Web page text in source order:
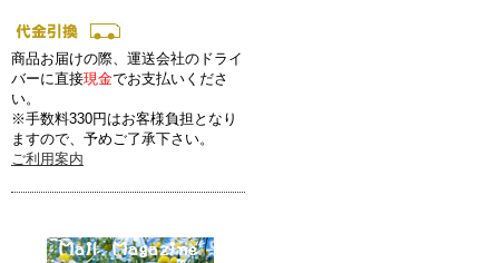
商品お届けの際、運送会社のドライ
バーに直接現金でお支払いくださ
い。
※手数料330円はお客様負担となり
ますので、予めご了承下さい。
ご利用案内